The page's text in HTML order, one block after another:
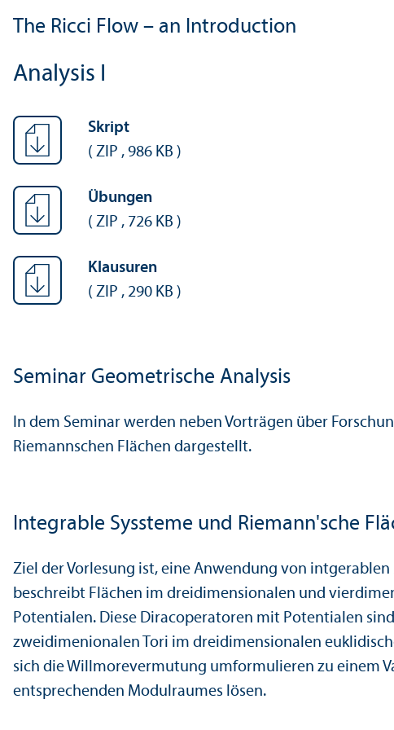
The Ricci Flow – an Introduction
Analysis I
Skript
( ZIP , 986 KB )
Übungen
( ZIP , 726 KB )
Klausuren
( ZIP , 290 KB )
Seminar Geometrische Analysis
In dem Seminar werden neben Vorträgen über
Riemannschen Flächen dargestellt.
Integrable Syssteme und Riemann'sche
Ziel der Vorlesung ist, eine Anwendung von
beschreibt Flächen im dreidimensionalen und
Potentialen. Diese Diracoperatoren mit Potentialen
zweidimenionalen Tori im dreidimensionalen
sich die Willmorevermutung umformulieren zu einem
entsprechenden Modulraumes lösen.